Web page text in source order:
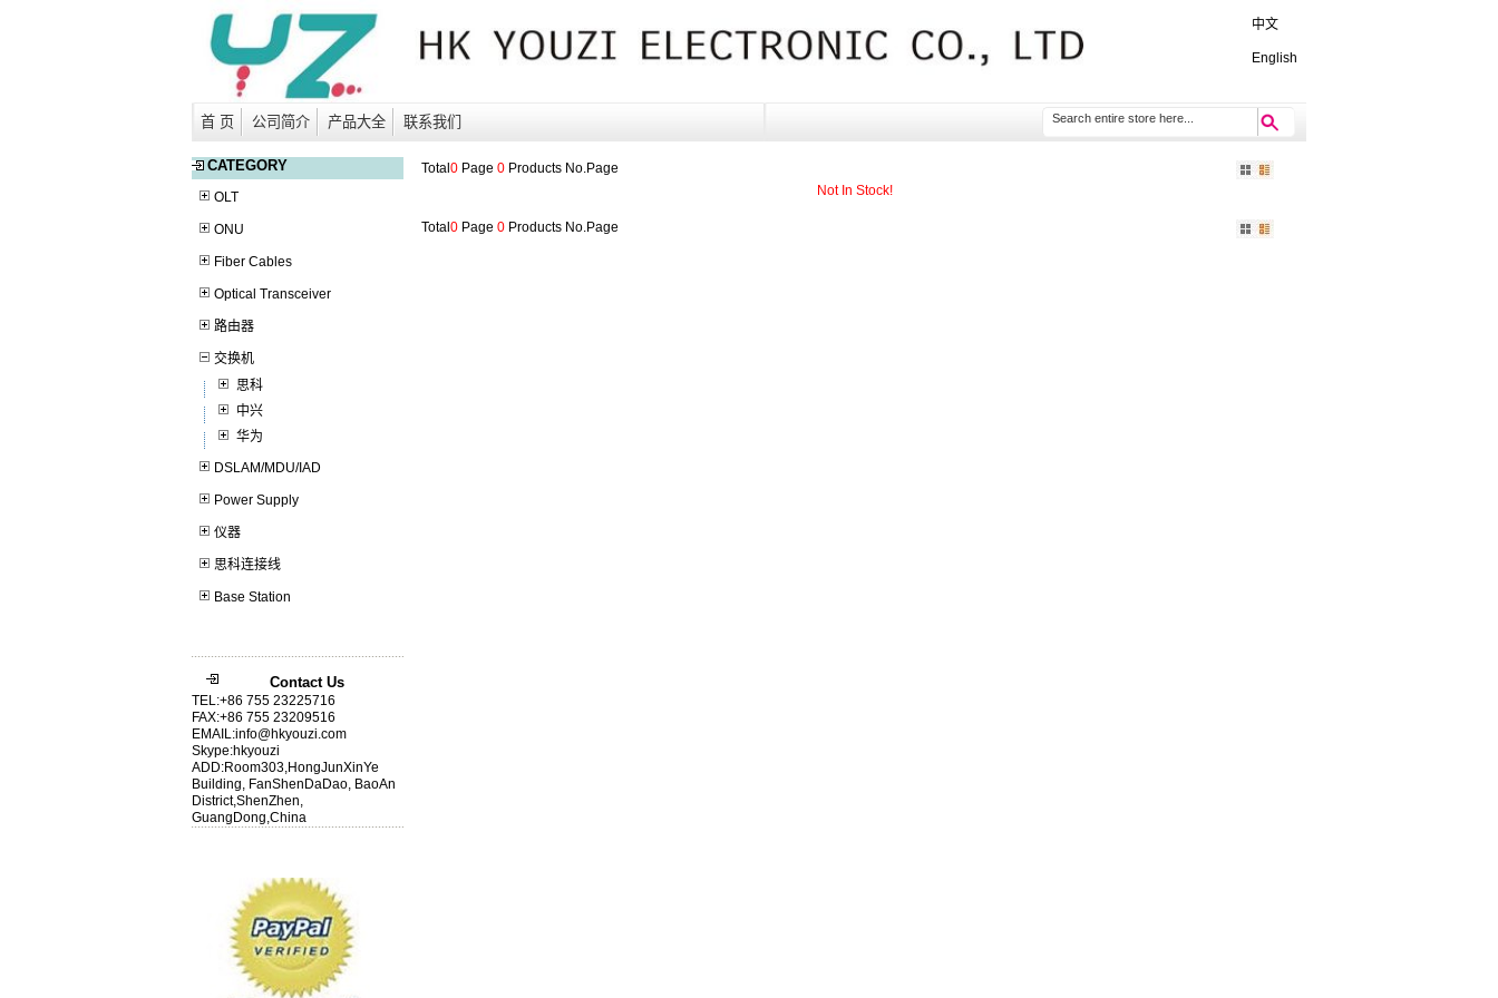
中文
English
首 页 公司简介 产品大全 联系我们
CATEGORY
OLT
ONU
Fiber Cables
Optical Transceiver
路由器
交换机
思科
中兴
华为
DSLAM/MDU/IAD
Power Supply
仪器
思科连接线
Base Station
Contact Us
TEL:+86 755 23225716
FAX:+86 755 23209516
EMAIL:info@hkyouzi.com
Skype:hkyouzi
ADD:Room303,HongJunXinYe
Building, FanShenDaDao, BaoAn
District,ShenZhen,
GuangDong,China
Total 0Page 0Products No.Page
Not In Stock!
Total 0Page 0Products No.Page